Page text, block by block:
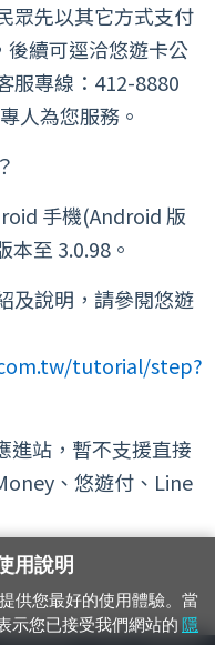
眾先以其它方式支付
續可逕洽悠遊卡公
服專線：412-8880
人為您服務。
手機(Android 版
本至 3.0.98。
及說明，請參閱悠遊
tutorial/step?
進站，暫不支援直接
、悠遊付、Line
用說明
供您最好的使用體驗。當
示您已接受我們網站的 隱